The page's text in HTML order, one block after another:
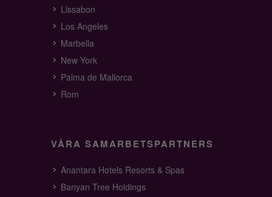
Lissabon
Los Angeles
Marbella
New York
Palma de Mallorca
Rom
VÅRA SAMARBETSPARTNERS
Anantara Hotels Resorts & Spas
Banyan Tree Holdings